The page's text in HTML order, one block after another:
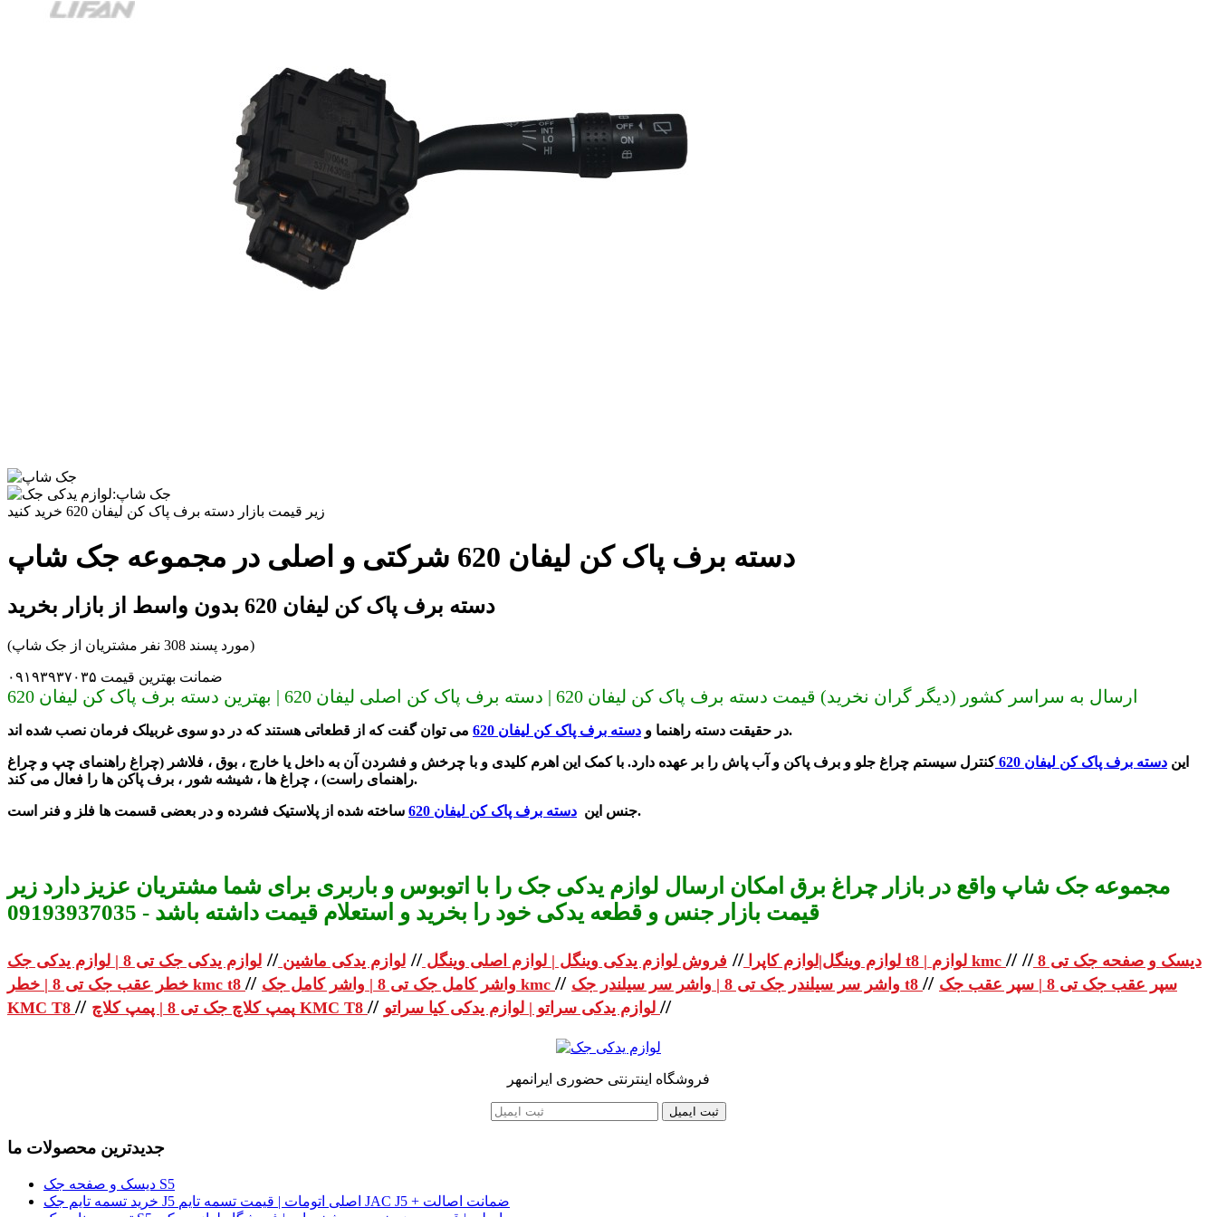
زیر قیمت بازار دسته برف پاک کن لیفان 620 خرید کنید
دسته برف پاک کن لیفان 620 شرکتی و اصلی در مجموعه جک شاپ
دسته برف پاک کن لیفان 620 بدون واسط از بازار بخرید
(مورد پسند 308 نفر مشتریان از جک شاپ)
ضمانت بهترین قیمت ۰۹۱۹۳۹۳۷۰۳۵
ارسال به سراسر کشور (دیگر گران نخرید) قیمت دسته برف پاک کن لیفان 620 | دسته برف پاک کن اصلی لیفان 620 | بهترین دسته برف پاک کن لیفان 620
در حقیقت دسته راهنما و دسته برف پاک کن لیفان 620 می توان گفت که از قطعاتی هستند که در دو سوی غربیلک فرمان نصب شده اند.
این دسته برف پاک کن لیفان 620 کنترل سیستم چراغ جلو و برف پاکن و آب پاش را بر عهده دارد. با کمک این اهرم کلیدی و با چرخش و فشردن آن به داخل یا خارج ، بوق ، فلاشر (چراغ راهنمای چپ و چراغ
راهنمای راست) ، چراغ ها ، شیشه شور ، برف پاکن ها را فعال می کند.
جنس این دسته برف پاک کن لیفان 620 ساخته شده از پلاستیک فشرده و در بعضی قسمت ها فلز و فنر است.
مجموعه جک شاپ واقع در بازار چراغ برق امکان ارسال لوازم یدکی جک را با اتوبوس و باربری برای شما مشتریان عزیز دارد زیر
قیمت بازار جنس و قطعه یدکی خود را بخرید و استعلام قیمت داشته باشد - 09193937035
لوازم وینگل|لوازم کاپرا // فروش لوازم یدکی وینگل | لوازم اصلی وینگل // لوازم یدکی ماشین // لوازم یدکی جک تی 8 | لوازم یدکی جک t8 | لوازم kmc // دیسک و صفحه جک تی 8 //
خطر عقب جک تی 8 | خطر kmc t8 // واشر کامل جک تی 8 | واشر کامل جک kmc // واشر سر سیلندر جک تی 8 | واشر سر سیلندر جک t8 // سپر عقب جک تی 8 | سپر عقب جک
KMC T8 // پمپ کلاچ جک تی 8 | پمپ کلاچ KMC T8 // //
فروشگاه اینترنتی حضوری ایرانمهر
ثبت ایمیل
جدیدترین محصولات ما
دیسک و صفحه جک S5
خرید تسمه تایم جک J5 اصلی اتومات | قیمت تسمه تایم JAC J5 + ضمانت اصالت